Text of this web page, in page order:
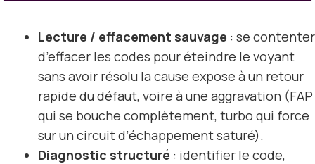
Lecture / effacement sauvage : se contenter
d’effacer les codes pour éteindre le voyant
sans avoir résolu la cause expose à un retour
rapide du défaut, voire à une aggravation (FAP
qui se bouche complètement, turbo qui force
sur un circuit d’échappement saturé).
Diagnostic structuré : identifier le code,